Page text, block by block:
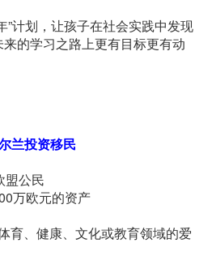
”计划，让孩子在社会实践中发现
的学习之路上更有目标更有动
兰投资移民
盟公民
万欧元的资产
育、健康、文化或教育领域的爱